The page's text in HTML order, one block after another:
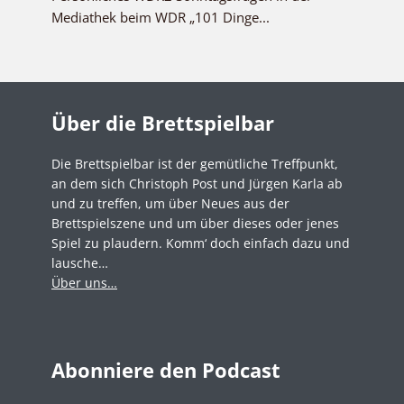
Mediathek beim WDR „101 Dinge...
Über die Brettspielbar
Die Brettspielbar ist der gemütliche Treffpunkt,
an dem sich Christoph Post und Jürgen Karla ab
und zu treffen, um über Neues aus der
Brettspielszene und um über dieses oder jenes
Spiel zu plaudern. Komm‘ doch einfach dazu und
lausche…
Über uns…
Abonniere den Podcast